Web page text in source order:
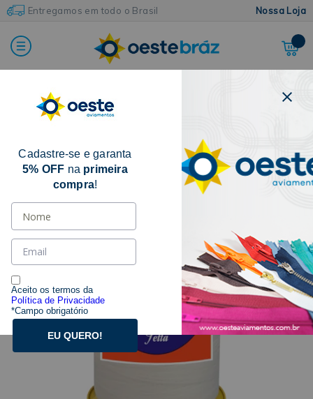
Entregamos em todo o Brasil Nossa Loja
Home Fios e Linhas
Linha Nylon Forte Plastificado (Para Couro)
Cadastre-se e garanta
5% OFF na primeira
compra!
Aceito os termos da
Política de Privacidade
*Campo obrigatório
EU QUERO!